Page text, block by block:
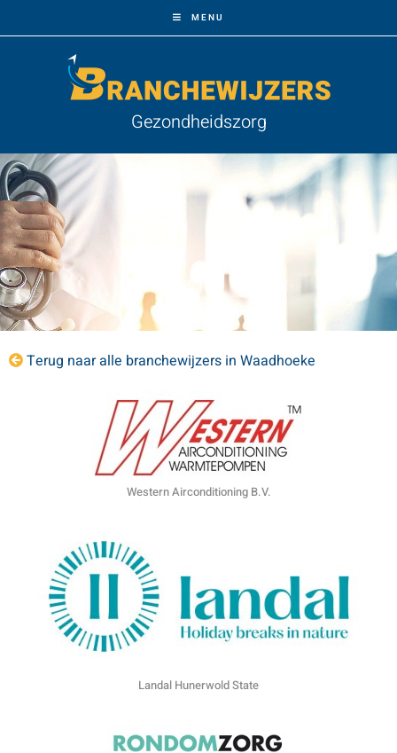
MENU
Gezondheidszorg
Terug naar alle branchewijzers in Waadhoeke
Western Airconditioning B.V.
Landal Hunerwold State